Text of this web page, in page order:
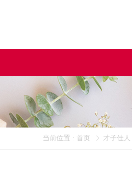
当前位置 : 首页 才子佳人